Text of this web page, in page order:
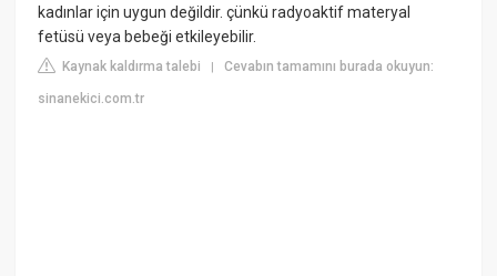
kadınlar için uygun değildir. çünkü radyoaktif materyal
fetüsü veya bebeği etkileyebilir.
Kaynak kaldırma talebi |Cevabın tamamını burada okuyun:
sinanekici.com.tr